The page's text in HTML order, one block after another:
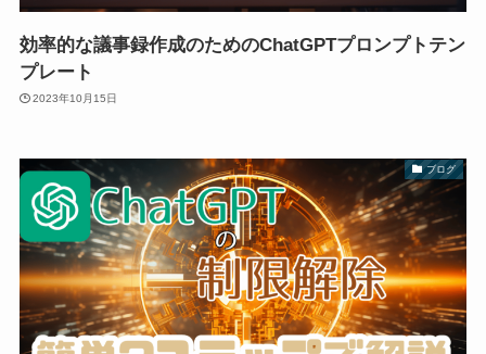
効率的な議事録作成のためのChatGPTプロンプトテン
プレート
2023年10月15日
ブログ